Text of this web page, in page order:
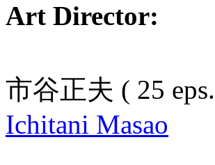
Art Director:
市谷正夫 ( 25 eps.
Ichitani Masao